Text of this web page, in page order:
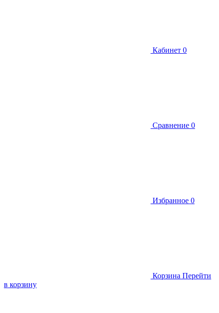
Кабинет 0
Сравнение 0
Избранное 0
Корзина Перейти
в корзину